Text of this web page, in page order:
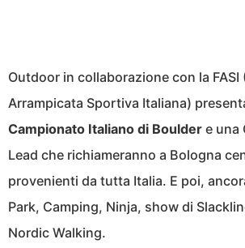
Outdoor in collaborazione con la FASI
Arrampicata Sportiva Italiana)
Campionato Italiano di Boulder e una
Lead che richiameranno a Bologna
provenienti da tutta Italia. E poi,
Park, Camping, Ninja, show di
Nordic Walking.